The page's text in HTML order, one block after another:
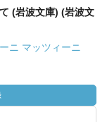
(岩波文庫) (岩波文
ニ マッツィーニ